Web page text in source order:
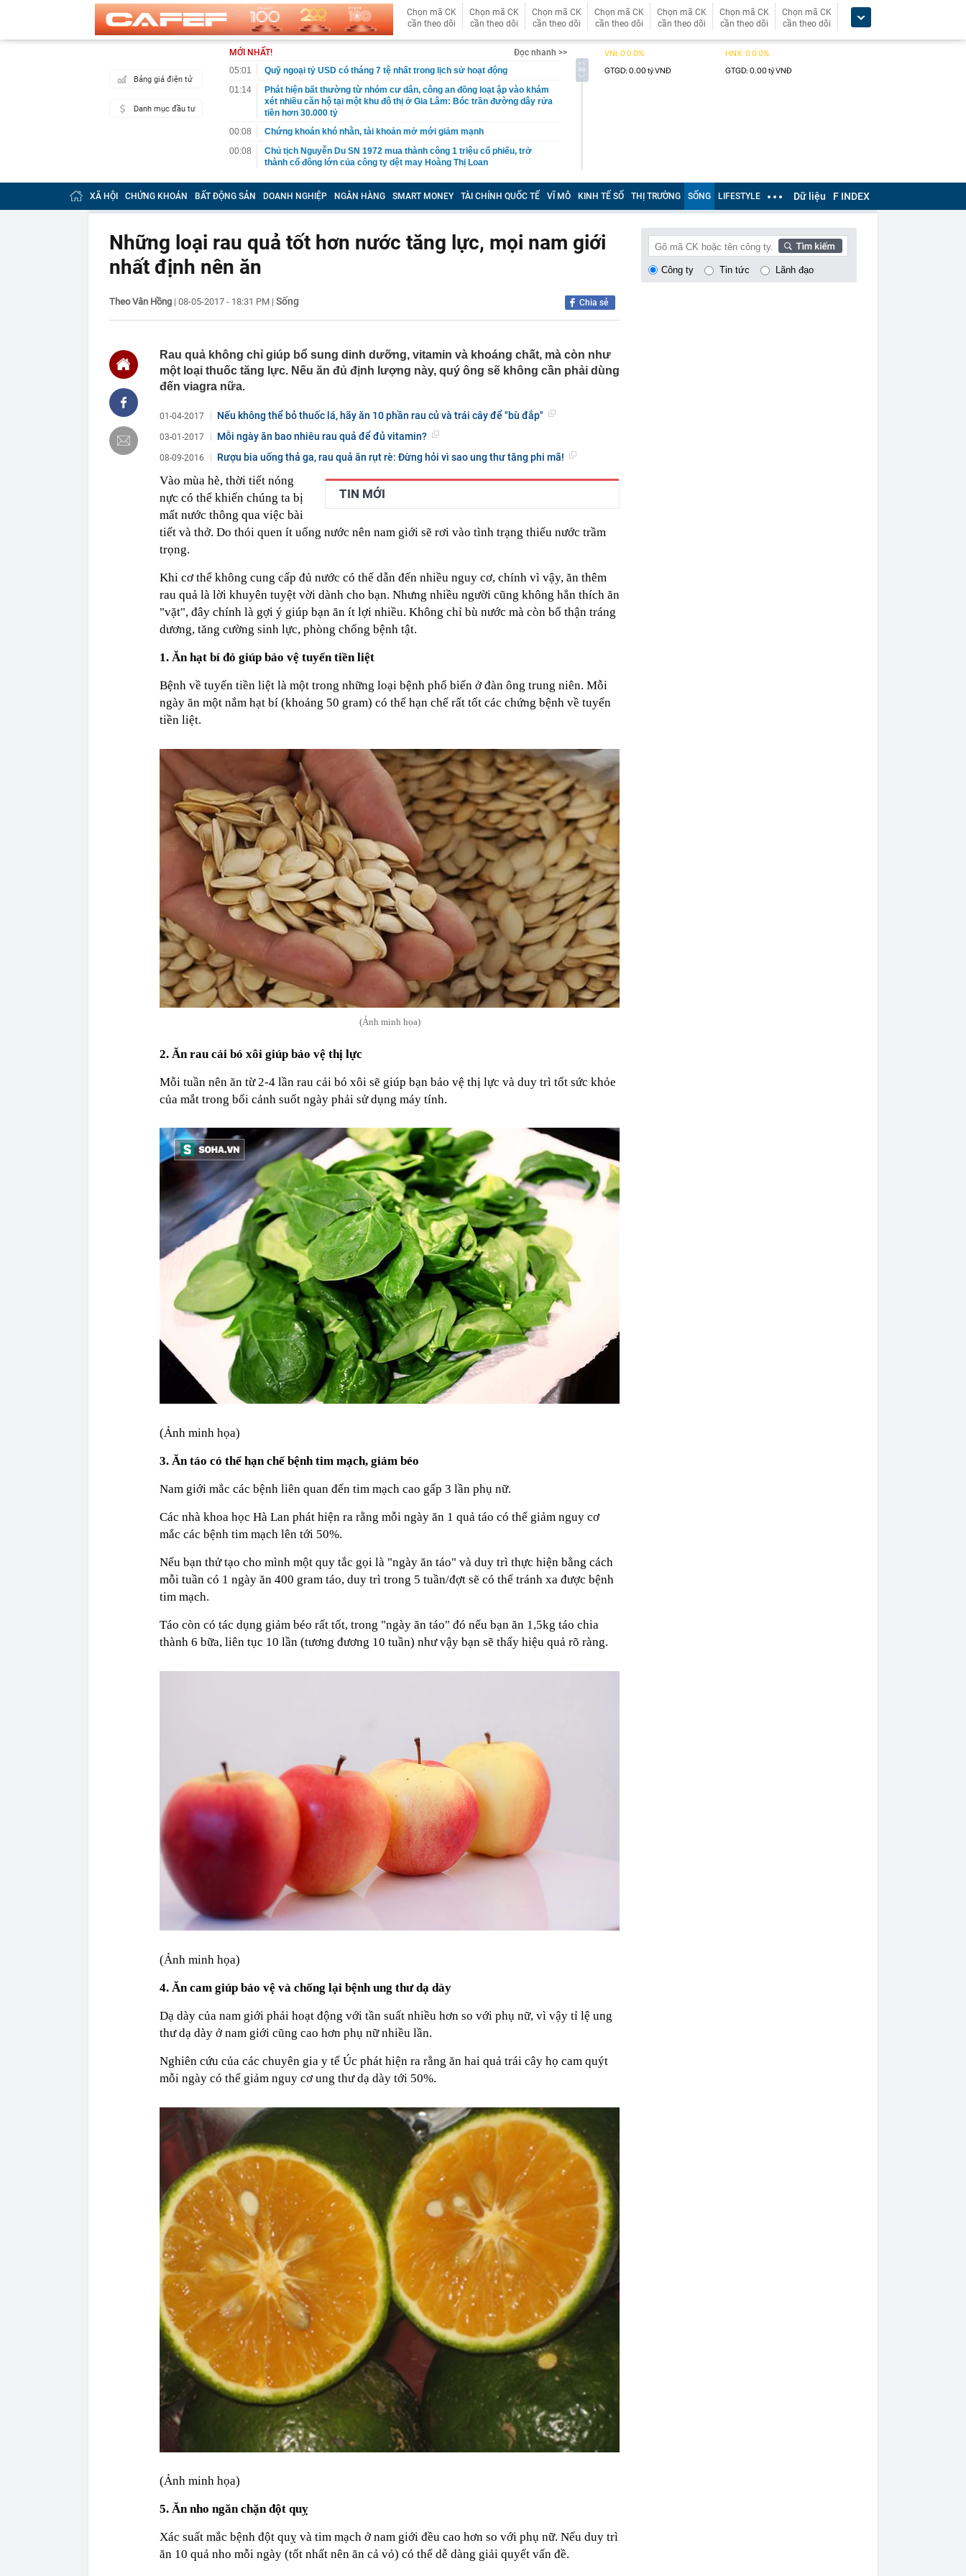
Chọn mã CK
cần theo dõi
Chọn mã CK
cần theo dõi
Chọn mã CK
cần theo dõi
Chọn mã CK
cần theo dõi
Chọn mã CK
cần theo dõi
Chọn mã CK
cần theo dõi
Chọn mã CK
cần theo dõi
Bảng giá điện tử
Danh mục đầu tư
MỚI NHẤT!
Đọc nhanh >>
05:01
Quỹ ngoại tỷ USD có tháng 7 tệ nhất trong lịch sử hoạt động
01:14
Phát hiện bất thường từ nhóm cư dân, công an đồng loạt ập vào khám
xét nhiều căn hộ tại một khu đô thị ở Gia Lâm: Bóc trần đường dây rửa
tiền hơn 30.000 tỷ
00:08
Chứng khoán khó nhằn, tài khoản mở mới giảm mạnh
00:08
Chủ tịch Nguyễn Du SN 1972 mua thành công 1 triệu cổ phiếu, trở
thành cổ đông lớn của công ty dệt may Hoàng Thị Loan
00:05
Ít người biết đỉnh núi cao thứ 5 Việt Nam, là “ cột mốc thiêng liêng đẹp
nhất biên cương” ở độ cao trên 3.000m, điểm đến "trong mơ" của dân
giường bệnh, vừa được vinh danh "Hệ thống Y khoa tốt nhất Việt Nam
2026"
00:05
năm 2026, lợi nhuận tăng hơn 120%
Viettel Global
00:01
Nắm trong tay Điện Máy Xanh, Bách Hóa Xanh, An Khang, vốn hóa
5 thỏi vàng giấu trong nhiều ngăn bí mật - giá trị hơn 18 tỷ đồng
23:28
4 dấu hiệu nhận biết ngôi nhà có phong thuỷ không thuận lợi
23:12
Quốc gia có lượng khách đến Việt Nam đông nhất 7 tháng đầu năm,
vượt Hàn Quốc và Nga, gấp gần 6 lần Ấn Độ
23:01
Người bán trái cây tiết lộ: Khách thường chọn quả to, người trong
nghề lại kiểm tra 5 chi tiết này trước
23:00
Tiếp viên tàu cao tốc quỳ gối 1h an ủi khách: 7 năm sau ở khách sạn 5
sao nhiều hơn ở nhà, bay hạng thương gia
22:34
Ngôi nhà chứa đựng tâm huyết của NSND Tự Long
22:31
Giá vàng vượt 4.300 USD/ounce, chuyên gia dự báo đỉnh mới
22:30
Một doanh nghiệp dầu khí đem hơn 42.200 tỷ đồng gửi ngân hàng
XÃ HỘI CHỨNG KHOÁN BẤT ĐỘNG SẢN DOANH NGHIỆP NGÂN HÀNG SMART MONEY TÀI CHÍNH QUỐC TẾ VĨ MÔ KINH TẾ SỐ THỊ TRƯỜNG SỐNG LIFESTYLE Dữ liệu F INDEX
Những loại rau quả tốt hơn nước tăng lực, mọi nam giới
nhất định nên ăn
Theo Vân Hồng | 08-05-2017 - 18:31 PM | Sống Chia sẻ
Rau quả không chỉ giúp bổ sung dinh dưỡng, vitamin và khoáng chất, mà còn như
một loại thuốc tăng lực. Nếu ăn đủ định lượng này, quý ông sẽ không cần phải dùng
đến viagra nữa.
01-04-2017 Nếu không thể bỏ thuốc lá, hãy ăn 10 phần rau củ và trái cây để "bù đắp"
03-01-2017 Mỗi ngày ăn bao nhiêu rau quả để đủ vitamin?
08-09-2016 Rượu bia uống thả ga, rau quả ăn rụt rè: Đừng hỏi vì sao ung thư tăng phi mã!
TIN MỚI
Vào mùa hè, thời tiết nóng
nực có thể khiến chúng ta bị
mất nước thông qua việc bài
tiết và thở. Do thói quen ít uống nước nên nam giới sẽ rơi vào tình trạng thiếu nước trầm
trọng.
Khi cơ thể không cung cấp đủ nước có thể dẫn đến nhiều nguy cơ, chính vì vậy, ăn thêm
rau quả là lời khuyên tuyệt vời dành cho bạn. Nhưng nhiều người cũng không hẳn thích ăn
"vặt", đây chính là gợi ý giúp bạn ăn ít lợi nhiều. Không chỉ bù nước mà còn bổ thận tráng
dương, tăng cường sinh lực, phòng chống bệnh tật.
1. Ăn hạt bí đỏ giúp bảo vệ tuyến tiền liệt
Bệnh về tuyến tiền liệt là một trong những loại bệnh phổ biến ở đàn ông trung niên. Mỗi
ngày ăn một nắm hạt bí (khoảng 50 gram) có thể hạn chế rất tốt các chứng bệnh về tuyến
tiền liệt.
(Ảnh minh họa)
2. Ăn rau cải bó xôi giúp bảo vệ thị lực
Mỗi tuần nên ăn từ 2-4 lần rau cải bó xôi sẽ giúp bạn bảo vệ thị lực và duy trì tốt sức khỏe
của mắt trong bối cảnh suốt ngày phải sử dụng máy tính.
(Ảnh minh họa)
3. Ăn táo có thể hạn chế bệnh tim mạch, giảm béo
Nam giới mắc các bệnh liên quan đến tim mạch cao gấp 3 lần phụ nữ.
Các nhà khoa học Hà Lan phát hiện ra rằng mỗi ngày ăn 1 quả táo có thể giảm nguy cơ
mắc các bệnh tim mạch lên tới 50%.
Nếu bạn thử tạo cho mình một quy tắc gọi là "ngày ăn táo" và duy trì thực hiện bằng cách
mỗi tuần có 1 ngày ăn 400 gram táo, duy trì trong 5 tuần/đợt sẽ có thể tránh xa được bệnh
tim mạch.
Táo còn có tác dụng giảm béo rất tốt, trong "ngày ăn táo" đó nếu bạn ăn 1,5kg táo chia
thành 6 bữa, liên tục 10 lần (tương đương 10 tuần) như vậy bạn sẽ thấy hiệu quả rõ ràng.
(Ảnh minh họa)
4. Ăn cam giúp bảo vệ và chống lại bệnh ung thư dạ dày
Dạ dày của nam giới phải hoạt động với tần suất nhiều hơn so với phụ nữ, vì vậy tỉ lệ ung
thư dạ dày ở nam giới cũng cao hơn phụ nữ nhiều lần.
Nghiên cứu của các chuyên gia y tế Úc phát hiện ra rằng ăn hai quả trái cây họ cam quýt
mỗi ngày có thể giảm nguy cơ ung thư dạ dày tới 50%.
(Ảnh minh họa)
5. Ăn nho ngăn chặn đột quỵ
Xác suất mắc bệnh đột quỵ và tim mạch ở nam giới đều cao hơn so với phụ nữ. Nếu duy trì
ăn 10 quả nho mỗi ngày (tốt nhất nên ăn cả vỏ) có thể dễ dàng giải quyết vấn đề.
Công ty Tin tức Lãnh đạo